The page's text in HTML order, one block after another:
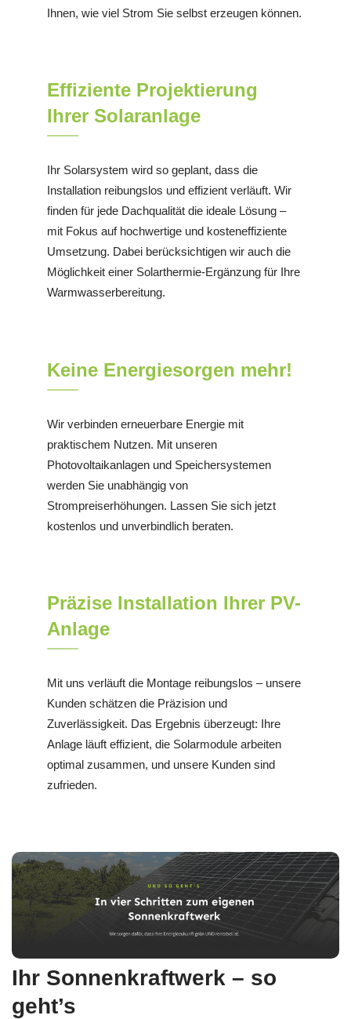
Ihnen, wie viel Strom Sie selbst erzeugen können.
Effiziente Projektierung
Ihrer Solaranlage
Ihr Solarsystem wird so geplant, dass die
Installation reibungslos und effizient verläuft. Wir
finden für jede Dachqualität die ideale Lösung –
mit Fokus auf hochwertige und kosteneffiziente
Umsetzung. Dabei berücksichtigen wir auch die
Möglichkeit einer Solarthermie-Ergänzung für Ihre
Warmwasserbereitung.
Keine Energiesorgen mehr!
Wir verbinden erneuerbare Energie mit
praktischem Nutzen. Mit unseren
Photovoltaikanlagen und Speichersystemen
werden Sie unabhängig von
Strompreiserhöhungen. Lassen Sie sich jetzt
kostenlos und unverbindlich beraten.
Präzise Installation Ihrer PV-
Anlage
Mit uns verläuft die Montage reibungslos – unsere
Kunden schätzen die Präzision und
Zuverlässigkeit. Das Ergebnis überzeugt: Ihre
Anlage läuft effizient, die Solarmodule arbeiten
optimal zusammen, und unsere Kunden sind
zufrieden.
Ihr Sonnenkraftwerk – so
geht’s